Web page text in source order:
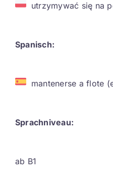
utrzymywać się na
Spanisch:
mantenerse a flote
Sprachniveau:
ab B1